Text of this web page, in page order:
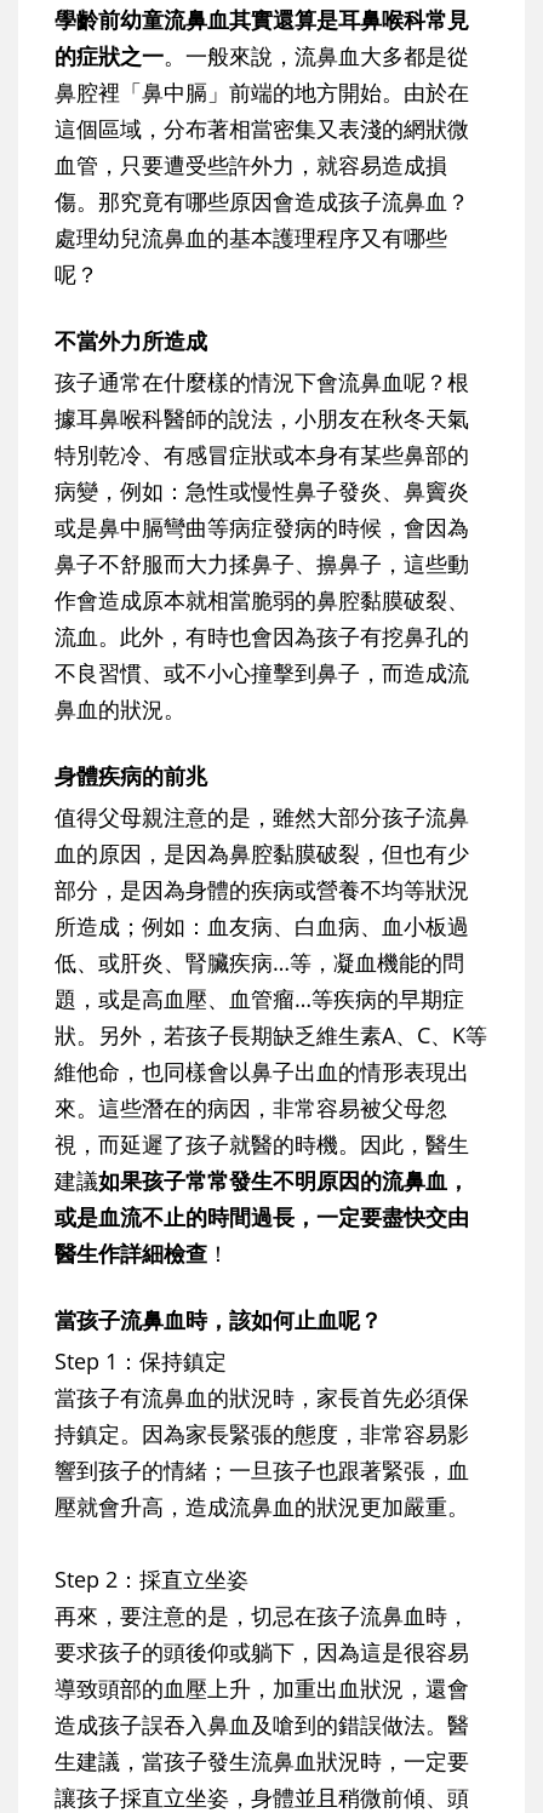
學齡前幼童流鼻血其實還算是耳鼻喉科常見
的症狀之一。一般來說， 流鼻血大多都是從
鼻腔裡「鼻中膈」前端的地方開始。由於在
這個區域， 分布著相當密集又表淺的網狀微
血管 ，只要遭受些許外力，就容易造成損
傷。那究竟有哪些原因會造成孩子流鼻血？
處理幼兒流鼻血的基本護理程序又有哪些
呢？
不當外力所造成
孩子通常在什麼樣的情況下會流鼻血呢？根
據耳鼻喉科醫師的說法， 小朋友在秋冬天氣
特別乾冷、有感冒症狀或本身有某些鼻部的
病變 ，例如：急性或慢性鼻子發炎、鼻竇炎
或是鼻中膈彎曲等病症發病的時候，會因為
鼻子不舒服而大力揉鼻子、擤鼻子，這些動
作會造成原本就相當脆弱的鼻腔黏膜破裂、
流血。此外，有時也會因為孩子有挖鼻孔的
不良習慣、或不小心撞擊到鼻子 ，而造成流
鼻血的狀況。
身體疾病的前兆
值得父母親注意的是，雖然大部分孩子流鼻
血的原因，是因為鼻腔黏膜破裂，但也有少
部分，是因為身體的疾病或營養不均等狀況
所造成 ；例如：血友病、白血病、血小板過
低、或肝炎、腎臟疾病…等，凝血機能的問
題，或是高血壓、血管瘤…等疾病的早期症
狀。另外，若孩子長期缺乏維生素A、C、K等
維他命 ，也同樣會以鼻子出血的情形表現出
來。這些潛在的病因，非常容易被父母忽
視，而延遲了孩子就醫的時機。因此，醫生
建議如果孩子常常發生不明原因的流鼻血，
或是血流不止的時間過長，一定要盡快交由
醫生作詳細檢查 ！
當孩子流鼻血時，該如何止血呢？
Step 1：保持鎮定
當孩子有流鼻血的狀況時，家長首先必須保
持鎮定。因為家長緊張的態度，非常容易影
響到孩子的情緒；一旦孩子也跟著緊張，血
壓就會升高，造成流鼻血的狀況更加嚴重。
Step 2：採直立坐姿
再來，要注意的是， 切忌在孩子流鼻血時，
要求孩子的頭後仰或躺下 ，因為這是很容易
導致頭部的血壓上升，加重出血狀況，還會
造成孩子誤吞入鼻血及嗆到的錯誤做法。醫
生建議，當孩子發生流鼻血狀況時， 一定要
讓孩子採直立坐姿，身體並且稍微前傾、頭